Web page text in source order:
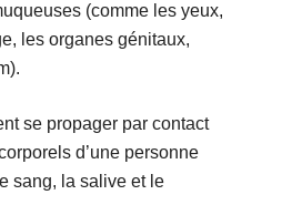
(comme les yeux,
les organes génitaux,
se propager par contact
d’une personne
sang, la salive et le